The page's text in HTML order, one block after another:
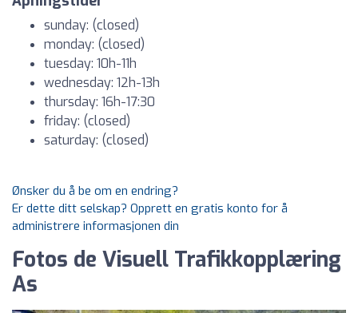
sunday: (closed)
monday: (closed)
tuesday: 10h-11h
wednesday: 12h-13h
thursday: 16h-17:30
friday: (closed)
saturday: (closed)
Ønsker du å be om en endring?
Er dette ditt selskap? Opprett en gratis konto for å
administrere informasjonen din
Fotos de Visuell Trafikkopplæring
As